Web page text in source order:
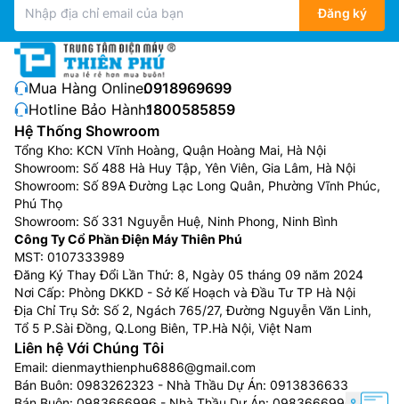
Đăng ký
Mua Hàng Online:0918969699
Hotline Bảo Hành:1800585859
Hệ Thống Showroom
Tổng Kho: KCN Vĩnh Hoàng, Quận Hoàng Mai, Hà Nội
Showroom: Số 488 Hà Huy Tập, Yên Viên, Gia Lâm, Hà Nội
Showroom: Số 89A Đường Lạc Long Quân, Phường Vĩnh Phúc,
Phú Thọ
Showroom: Số 331 Nguyễn Huệ, Ninh Phong, Ninh Bình
Công Ty Cổ Phần Điện Máy Thiên Phú
MST: 0107333989
Đăng Ký Thay Đổi Lần Thứ: 8, Ngày 05 tháng 09 năm 2024
Nơi Cấp: Phòng DKKD - Sở Kế Hoạch và Đầu Tư TP Hà Nội
Địa Chỉ Trụ Sở: Số 2, Ngách 765/27, Đường Nguyễn Văn Linh,
Tổ 5 P.Sài Đồng, Q.Long Biên, TP.Hà Nội, Việt Nam
Liên hệ Với Chúng Tôi
Email: dienmaythienphu6886@gmail.com
Bán Buôn: 0983262323 - Nhà Thầu Dự Án: 0913836633